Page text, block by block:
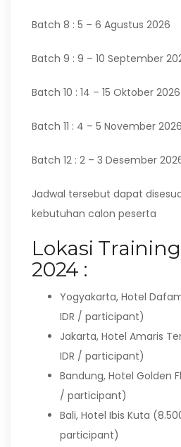
Batch 8 : 5 – 6 Agustus 2026
Batch 9 : 9 – 10 September
Batch 10 : 14 – 15 Oktober 2026
Batch 11 : 4 – 5 November 2026
Batch 12 : 2 – 3 Desember
Jadwal tersebut dapat
kebutuhan calon peserta
Lokasi
2024 :
Yogyakarta, Hotel
IDR / participant)
Jakarta, Hotel Amaris
IDR / participant)
Bandung, Hotel Golden
/ participant)
Bali, Hotel Ibis Kuta
participant)